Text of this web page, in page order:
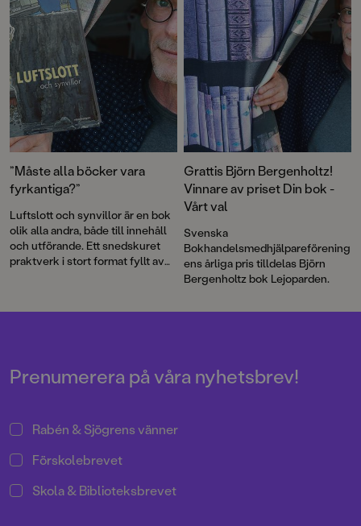
”Måste alla böcker vara
fyrkantiga?”
Luftslott och synvillor är en bok
olik alla andra, både till innehåll
och utförande. Ett snedskuret
praktverk i stort format fyllt av
Grattis Björn Bergenholtz!
Vinnare av priset Din bok -
Vårt val
Svenska
Bokhandelsmedhjälpareförening
ens årliga pris tilldelas Björn
Bergenholtz bok Lejoparden.
Prenumerera på våra nyhetsbrev!
Rabén & Sjögrens vänner
Förskolebrevet
Skola & Biblioteksbrevet